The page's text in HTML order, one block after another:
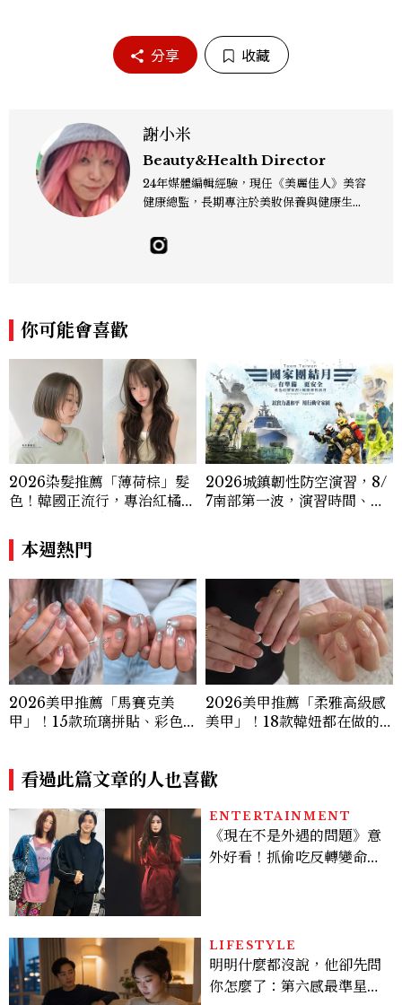
分享 收藏
謝小米
Beauty&Health Director
24年媒體編輯經驗，現任《美麗佳人》美容
健康總監，長期專注於美妝保養與健康生活
歡，皮膚之上、毛孔之下都關心。擅長將皮
膚保養、彩妝髮型、香水新知與日常實踐串
你可能會喜歡
2026染髮推薦「薄荷棕」髮
色！韓國正流行，專治紅橘
2026城鎮韌性防空演習，8/
7南部第一波，演習時間、可
本週熱門
2026美甲推薦「馬賽克美
甲」！15款琉璃拼貼、彩色
2026美甲推薦「柔雅高級感
美甲」！18款韓妞都在做的
看過此篇文章的人也喜歡
ENTERTAINMENT
《現在不是外遇的問題》意
外好看！抓偷吃反轉變命
看點懶人包
LIFESTYLE
明明什麼都沒說，他卻先問
你怎麼了：第六感最準星座